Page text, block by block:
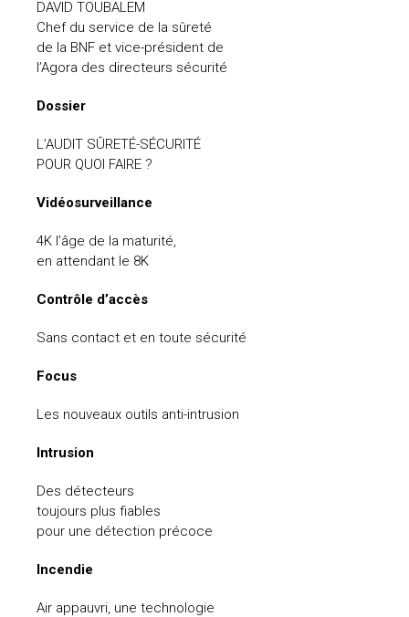
DAVID TOUBALEM
Chef du service de la sûreté
de la BNF et vice-président de
l’Agora des directeurs sécurité
Dossier
L’AUDIT SÛRETÉ-SÉCURITÉ
POUR QUOI FAIRE ?
Vidéosurveillance
4K l’âge de la maturité,
en attendant le 8K
Contrôle d’accès
Sans contact et en toute sécurité
Focus
Les nouveaux outils anti-intrusion
Intrusion
Des détecteurs
toujours plus fiables
pour une détection précoce
Incendie
Air appauvri, une technologie